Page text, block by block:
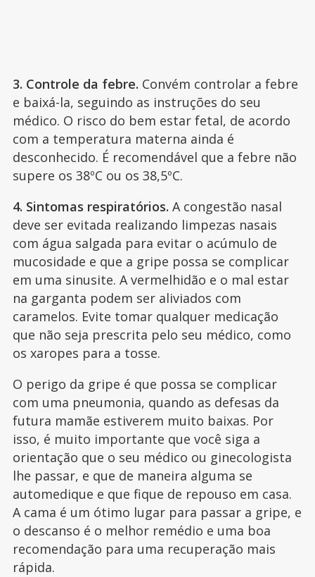
3. Controle da febre. Convém controlar a febre
e baixá-la, seguindo as instruções do seu
médico. O risco do bem estar fetal, de acordo
com a temperatura materna ainda é
desconhecido. É recomendável que a febre não
supere os 38ºC ou os 38,5ºC.
4. Sintomas respiratórios. A congestão nasal
deve ser evitada realizando limpezas nasais
com água salgada para evitar o acúmulo de
mucosidade e que a gripe possa se complicar
em uma sinusite. A vermelhidão e o mal estar
na garganta podem ser aliviados com
caramelos. Evite tomar qualquer medicação
que não seja prescrita pelo seu médico, como
os xaropes para a tosse.
O perigo da gripe é que possa se complicar
com uma pneumonia, quando as defesas da
futura mamãe estiverem muito baixas. Por
isso, é muito importante que você siga a
orientação que o seu médico ou ginecologista
lhe passar, e que de maneira alguma se
automedique e que fique de repouso em casa.
A cama é um ótimo lugar para passar a gripe, e
o descanso é o melhor remédio e uma boa
recomendação para uma recuperação mais
rápida.